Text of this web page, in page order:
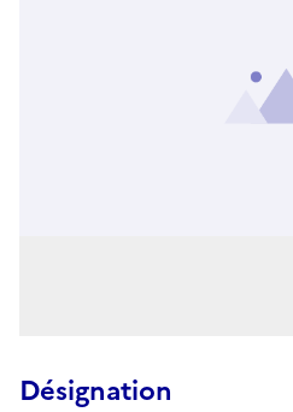
Désignation